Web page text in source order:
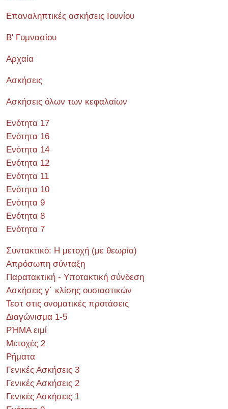
Επαναληπτικές ασκήσεις Ιουνίου
Β' Γυμνασίου
Αρχαία
Ασκήσεις
Ασκήσεις όλων των κεφαλαίων
Ενότητα 17
Ενότητα 16
Ενότητα 14
Ενότητα 12
Ενότητα 11
Ενότητα 10
Ενότητα 9
Ενότητα 8
Ενότητα 7
Συντακτικό: Η μετοχή (με θεωρία)
Απρόσωπη σύνταξη
Παρατακτική - Υποτακτική σύνδεση
Ασκήσεις γ΄ κλίσης ουσιαστικών
Τεστ στις ονοματικές προτάσεις
Διαγώνισμα 1-5
ΡΉΜΑ ειμί
Μετοχές 2
Ρήματα
Γενικές Ασκήσεις 3
Γενικές Ασκήσεις 2
Γενικές Ασκήσεις 1